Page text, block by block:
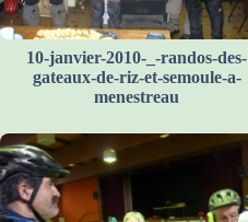
10-janvier-2010-_-randos-des-
gateaux-de-riz-et-semoule-a-
menestreau